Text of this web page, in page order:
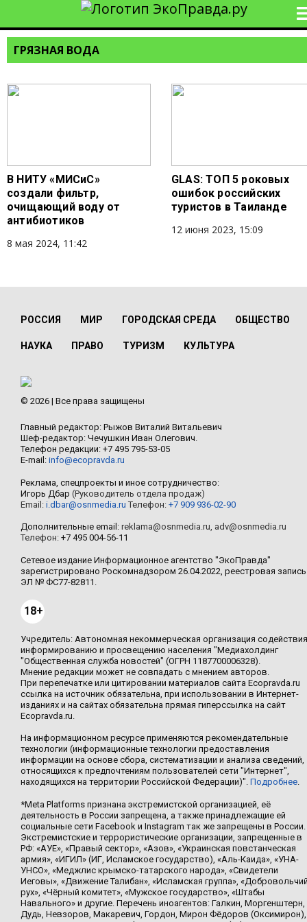
ГРЯЗНАЯ ВОДА
В НИТУ «МИСиС»
создали фильтр,
очищающий воду от
антибиотиков
8 мая 2024, 11:42
GLAS: ТОП 5 роковых
ошибок российских
туристов в Таиланде
12 июня 2023, 15:09
РОССИЯ МИР ГОРОДСКАЯ СРЕДА ОБЩЕСТВО
НАУКА ПРАВО ТУРИЗМ КУЛЬТУРА
© 2026 | Все права защищены
Главный редактор: Рыжов Виталий Витальевич
Шеф-редактор: Чечушкин Иван Олегович.
Телефон редакции: +7 495 795-53-05
E-mail: info@ecopravda.ru
Реклама, спецпроекты и иное сотрудничество:
Игорь Дбар (Руководитель отдела продаж)
Email: i.dbar@osnmedia.ru Телефон: +7 909 936-02-90
Дополнительные email: reklama@osnmedia.ru, adv@osnmedia.ru
Телефон: +7 495 004-56-11
Сетевое издание Информационное агентство "ЭкоПравда"
зарегистрировано Роскомнадзором 26.04.2022, реестровая запись
ЭЛ № ФС77-82811.
18+
Учредитель: Автономная некоммерческая организация содействия
информированию и просвещению населения "Медиахолдинг
"Общественная служба новостей" (ОГРН 1187700006328).
Мнение редакции может не совпадать с мнением авторов.
При перепечатке или цитировании материалов сайта Ecopravda.ru
ссылка на источник обязательна, при использовании в Интернет-
изданиях и на сайтах обязательна прямая гиперссылка на сайт
Ecopravda.ru.
На информационном ресурсе применяются рекомендательные
технологии (информационные технологии предоставления
информации на основе сбора, систематизации и анализа сведений,
относящихся к предпочтениям пользователей сети "Интернет",
находящихся на территории Российской Федерации)". Подробнее.
*Meta Platforms признана экстремистской организацией, её
деятельность в России запрещена, а также принадлежащие ей
социальные сети Facebook и Instagram так же запрещены в России.
Экстремистские и террористические организации, запрещенные в
РФ: «АУЕ», «Правый сектор», «Азов», «Украинская повстанческая
армия», «ИГИЛ» (ИГ, Исламское государство), «Аль-Каида», «УНА-
УНСО», «Меджлис крымско-татарского народа», «Свидетели
Иеговы», «Движение Талибан», «Исламская группа»,
рух», «Чёрный комитет», «Мужское государство», «Штабы
Навального» и другие. Перечень иноагентов: Галкин, Моргенштерн,
Дудь, Невзоров, Макаревич, Гордон, Мирон Фёдоров (Оксимирон),